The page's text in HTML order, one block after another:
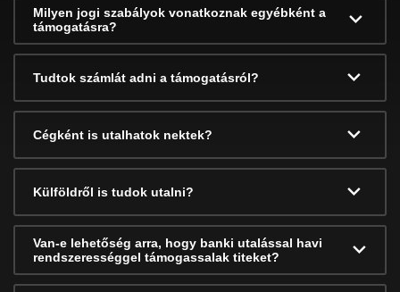
Milyen jogi szabályok vonatkoznak egyébként a
támogatásra?
Tudtok számlát adni a támogatásról?
Cégként is utalhatok nektek?
Külföldről is tudok utalni?
Van-e lehetőség arra, hogy banki utalással havi
rendszerességgel támogassalak titeket?